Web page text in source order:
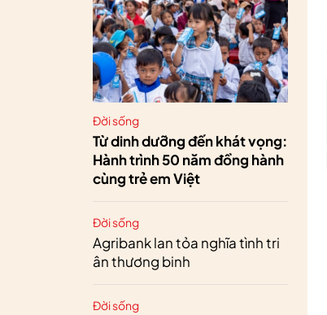
Đời sống
Từ dinh dưỡng đến khát vọng:
Hành trình 50 năm đồng hành
cùng trẻ em Việt
Đời sống
Agribank lan tỏa nghĩa tình tri
ân thương binh
Đời sống